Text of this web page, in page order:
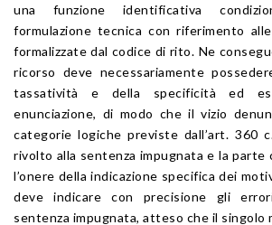
una funzione identificativa
formulazione tecnica con riferimento
formalizzate dal codice di rito. Ne
ricorso deve necessariamente
tassatività e della specificità ed
enunciazione, di modo che il vizio
categorie logiche previste dall’art. 360
rivolto alla sentenza impugnata e la parte
l’onere della indicazione specifica dei
deve indicare con precisione gli
sentenza impugnata, atteso che il singolo